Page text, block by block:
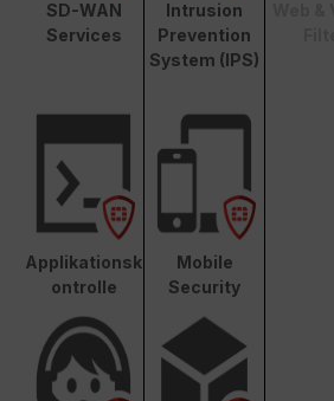
SD-WAN
Services
Intrusion
Prevention
System (IPS)
Applikationsk
ontrolle
Mobile
Security